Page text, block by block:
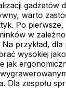
gadżetów
warto
Po
w
przykład,
wysokiej
jak
Dla zespołu